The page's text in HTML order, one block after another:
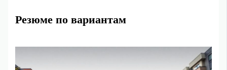
Резюме по вариантам